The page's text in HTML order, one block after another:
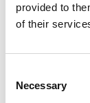
provided to
of their
Selection
Necessary
TALKING